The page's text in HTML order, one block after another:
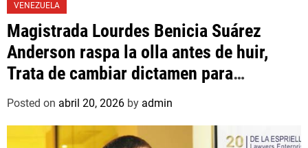
VENEZUELA
Magistrada Lourdes Benicia Suárez
Anderson raspa la olla antes de huir,
Trata de cambiar dictamen para
favorecer a mafioso que René Díaz
Toledo, expropietario de «Superautos
Las Mercedes»
Posted on abril 20, 2026 by admin